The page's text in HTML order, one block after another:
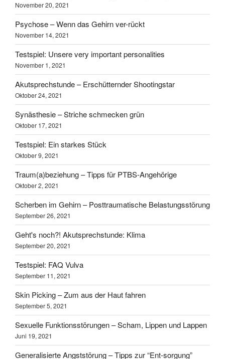
November 20, 2021
Psychose – Wenn das Gehirn ver-rückt
November 14, 2021
Testspiel: Unsere very important personalities
November 1, 2021
Akutsprechstunde – Erschütternder Shootingstar
Oktober 24, 2021
Synästhesie – Striche schmecken grün
Oktober 17, 2021
Testspiel: Ein starkes Stück
Oktober 9, 2021
Traum(a)beziehung – Tipps für PTBS-Angehörige
Oktober 2, 2021
Scherben im Gehirn – Posttraumatische Belastungsstörung
September 26, 2021
Geht's noch?! Akutsprechstunde: Klima
September 20, 2021
Testspiel: FAQ Vulva
September 11, 2021
Skin Picking – Zum aus der Haut fahren
September 5, 2021
Sexuelle Funktionsstörungen – Scham, Lippen und Lappen
Juni 19, 2021
Generalisierte Angststörung – Tipps zur “Ent-sorgung”